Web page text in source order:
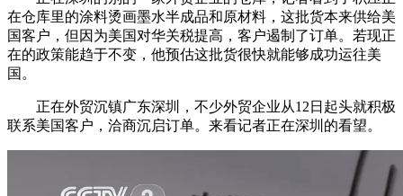
在仓库里的涂料烫画墨水半成品和原材料，这批货本来供给美
国客户，但因为美国对华关税提高，客户遏制了订单。若现正
在的政策能趋于不变，他预估这批货很快就能够成功运往美
国。
正在外贸沉镇广东深圳，不少外贸企业从12日起头就积极
联系美国客户，洽商沉启订单。来看记者正在深圳的看望。